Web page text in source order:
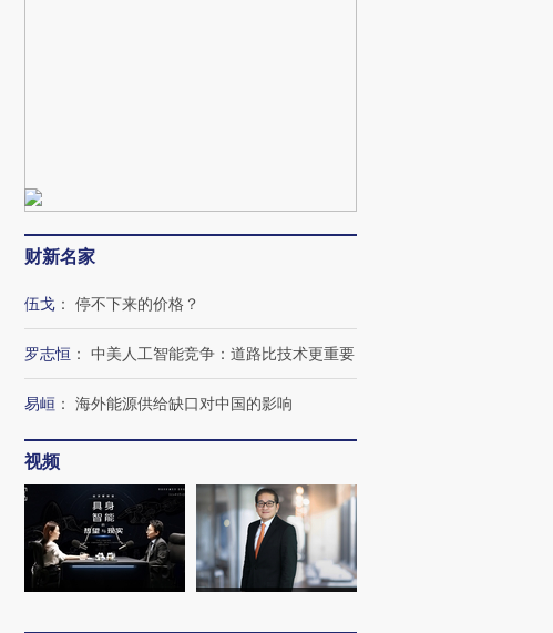
财新名家
伍戈 ： 停不下来的价格？
罗志恒 ： 中美人工智能竞争：道路比技术更重要
易峘 ： 海外能源供给缺口对中国的影响
视频